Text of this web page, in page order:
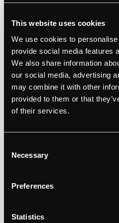
This website uses cookies
We use cookies to
provide social media features
We also share information
our social media, advertising
may combine it with other
provided to them or that
of their services.
Selection
Necessary
Preferences
Statistics
Rebranding:
valkuilen —